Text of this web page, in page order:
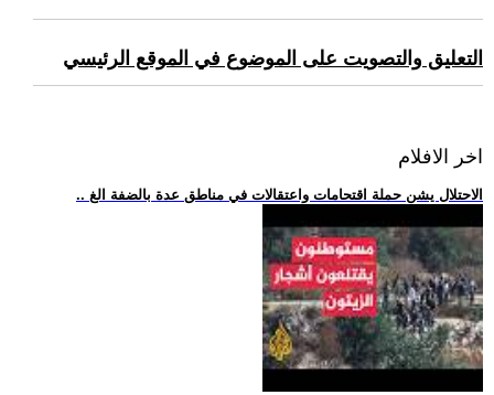
التعليق والتصويت على الموضوع في الموقع الرئيسي
اخر الافلام
.. الاحتلال يشن حملة اقتحامات واعتقالات في مناطق عدة بالضفة الغ